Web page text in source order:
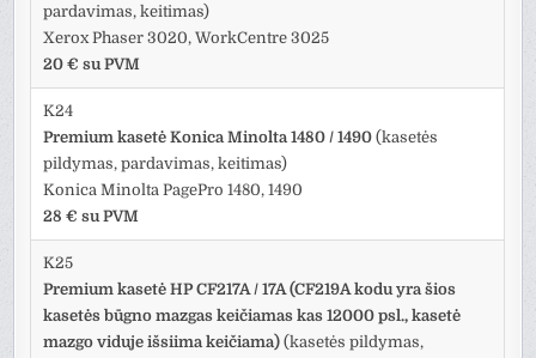
pardavimas, keitimas)
Xerox Phaser 3020, WorkCentre 3025
20 € su PVM
K24
Premium kasetė Konica Minolta 1480 / 1490 (kasetės
pildymas, pardavimas, keitimas)
Konica Minolta PagePro 1480, 1490
28 € su PVM
K25
Premium kasetė HP CF217A / 17A (CF219A kodu yra šios
kasetės būgno mazgas keičiamas kas 12000 psl., kasetė
mazgo viduje išsiima keičiama) (kasetės pildymas,